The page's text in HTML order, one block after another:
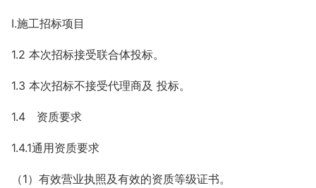
Ⅰ.施工招标项目
1.2 本次招标接受联合体投标。
1.3 本次招标不接受代理商及 投标。
1.4 资质要求
1.4.1通用资质要求
（1）有效营业执照及有效的资质等级证书。